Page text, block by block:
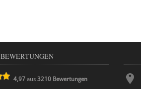
BEWERTUNGEN
4,97 aus3210 Bewertungen